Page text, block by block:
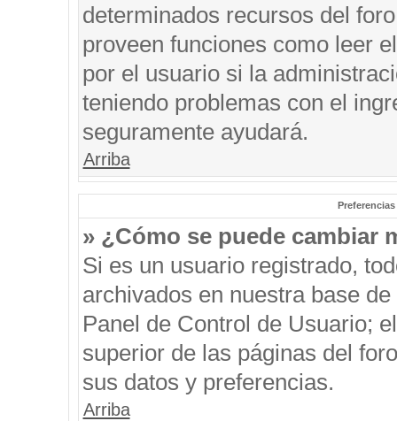
determinados recursos del
proveen funciones como leer
por el usuario si la
teniendo problemas con el
seguramente ayudará.
Arriba
» ¿Cómo se puede cambiar
Si es un usuario registrado,
archivados en nuestra base
Panel de Control de Usuario;
superior de las páginas del
sus datos y preferencias.
Arriba